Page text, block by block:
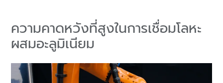
ความคาดหวังที่สูงในการเชื่อมโลหะ
ผสมอะลูมิเนียม